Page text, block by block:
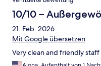
10/10 –
21. Feb. 2026
Mit Google übersetzen
Very clean and friendly staff